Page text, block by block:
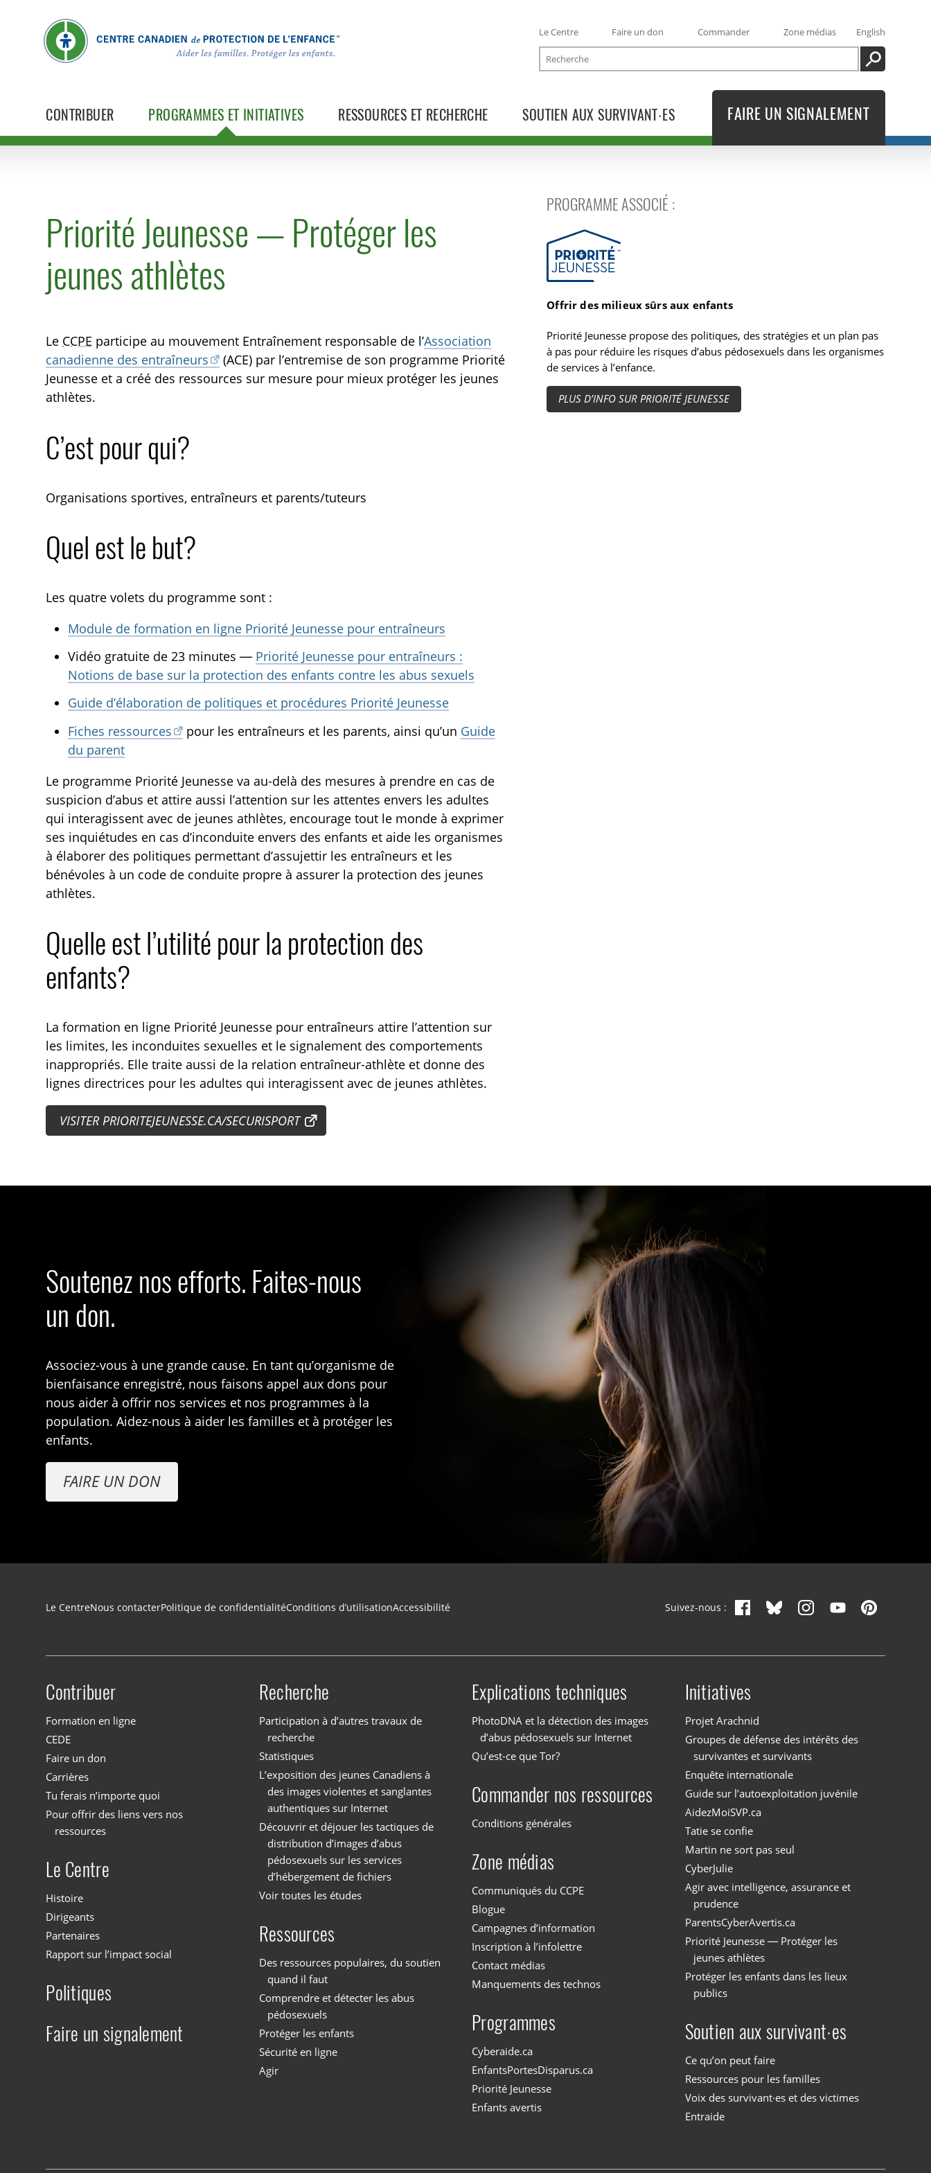
CONTRIBUER PROGRAMMES ET INITIATIVES RESSOURCES ET RECHERCHE SOUTIEN AUX SURVIVANT·ES
Le Centre Faire un don Commander Zone médias
English
Recherche
RECHERCHE
FAIRE UN SIGNALEMENT
Priorité Jeunesse — Protéger les
jeunes athlètes
Le CCPE participe au mouvement Entraînement responsable de l’Association
canadienne des entraîneurs
(ACE) par l’entremise de son programme Priorité
Jeunesse et a créé des ressources sur mesure pour mieux protéger les jeunes
athlètes.
C’est pour qui?
Organisations sportives, entraîneurs et parents/tuteurs
Quel est le but?
Les quatre volets du programme sont :
Module de formation en ligne Priorité Jeunesse pour entraîneurs
Vidéo gratuite de 23 minutes — Priorité Jeunesse pour entraîneurs :
Notions de base sur la protection des enfants contre les abus sexuels
Guide d’élaboration de politiques et procédures Priorité Jeunesse
Fiches ressources
pour les entraîneurs et les parents, ainsi qu’un Guide
du parent
Le programme Priorité Jeunesse va au-delà des mesures à prendre en cas de
suspicion d’abus et attire aussi l’attention sur les attentes envers les adultes
qui interagissent avec de jeunes athlètes, encourage tout le monde à exprimer
ses inquiétudes en cas d’inconduite envers des enfants et aide les organismes
à élaborer des politiques permettant d’assujettir les entraîneurs et les
bénévoles à un code de conduite propre à assurer la protection des jeunes
athlètes.
Quelle est l’utilité pour la protection des
enfants?
La formation en ligne Priorité Jeunesse pour entraîneurs attire l’attention sur
les limites, les inconduites sexuelles et le signalement des comportements
inappropriés. Elle traite aussi de la relation entraîneur-athlète et donne des
lignes directrices pour les adultes qui interagissent avec de jeunes athlètes.
VISITER PRIORITEJEUNESSE.CA/SECURISPORT
PROGRAMME ASSOCIÉ :
Priorité Jeunesse
Offrir des milieux sûrs aux enfants
Priorité Jeunesse propose des politiques, des stratégies et un plan pas
à pas pour réduire les risques d’abus pédosexuels dans les organismes
de services à l’enfance.
PLUS D’INFO SUR PRIORITÉ JEUNESSE
Soutenez nos efforts. Faites-nous
un don.
Associez-vous à une grande cause. En tant qu’organisme de
bienfaisance enregistré, nous faisons appel aux dons pour
nous aider à offrir nos services et nos programmes à la
population. Aidez-nous à aider les familles et à protéger les
enfants.
FAIRE UN DON
Navigation du pied de page
Le CentreNous contacterPolitique de confidentialitéConditions d’utilisationAccessibilité Suivez-nous :
Site menu
Contribuer
Formation en ligne
CEDE
Faire un don
Carrières
Tu ferais n’importe quoi
Pour offrir des liens vers nos
ressources
Le Centre
Histoire
Dirigeants
Partenaires
Rapport sur l’impact social
Politiques
Faire un signalement
Recherche
Participation à d’autres travaux de
recherche
Statistiques
L’exposition des jeunes Canadiens à
des images violentes et sanglantes
authentiques sur Internet
Découvrir et déjouer les tactiques de
distribution d’images d’abus
pédosexuels sur les services
d’hébergement de fichiers
Voir toutes les études
Ressources
Des ressources populaires, du soutien
quand il faut
Comprendre et détecter les abus
pédosexuels
Protéger les enfants
Sécurité en ligne
Agir
Explications techniques
PhotoDNA et la détection des images
d’abus pédosexuels sur Internet
Qu’est-ce que Tor?
Commander nos ressources
Conditions générales
Zone médias
Communiqués du CCPE
Blogue
Campagnes d’information
Inscription à l’infolettre
Contact médias
Manquements des technos
Programmes
Cyberaide.ca
EnfantsPortesDisparus.ca
Priorité Jeunesse
Enfants avertis
Initiatives
Projet Arachnid
Groupes de défense des intérêts des
survivantes et survivants
Enquête internationale
Guide sur l’autoexploitation juvénile
AidezMoiSVP.ca
Tatie se confie
Martin ne sort pas seul
CyberJulie
Agir avec intelligence, assurance et
prudence
ParentsCyberAvertis.ca
Priorité Jeunesse — Protéger les
jeunes athlètes
Protéger les enfants dans les lieux
publics
Soutien aux survivant·es
Ce qu’on peut faire
Ressources pour les familles
Voix des survivant·es et des victimes
Entraide